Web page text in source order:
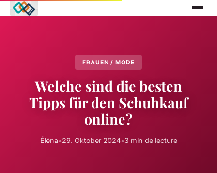
FRAUEN / MODE
Welche sind die besten
Tipps für den Schuhkauf
online?
Éléna•29. Oktober 2024•3 min de lecture